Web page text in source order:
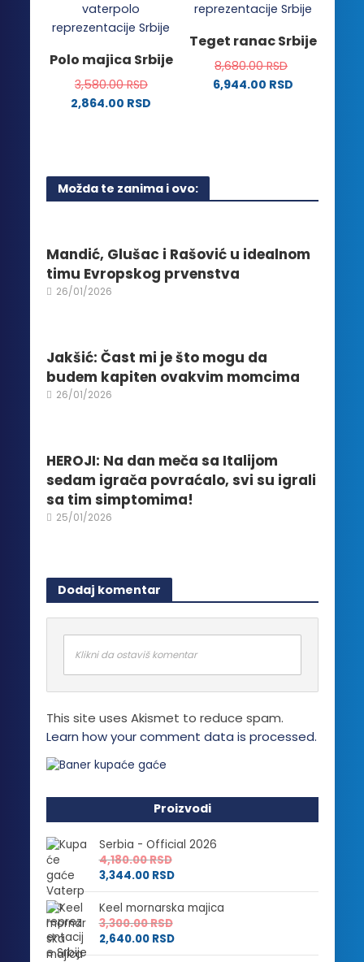
više
varijanti.
mogu
biti
izabrane
varijanti.
mogu
biti
izabrane
Polo majica Srbije
3,580.00RSD
2,864.00 RSD
više
varijanti.
biti
izabrane
na
Teget ranac Srbije
8,680.00RSD
6,944.00 RSD
Možda te zanima i ovo:
Mandić, Glušac i Rašović u idealnom
timu Evropskog prvenstva
26/01/2026
Jakšić: Čast mi je što mogu da
budem kapiten ovakvim momcima
26/01/2026
HEROJI: Na dan meča sa Italijom
sedam igrača povraćalo, svi su igrali
sa tim simptomima!
25/01/2026
Dodaj komentar
Klikni da ostaviš komentar
This site uses Akismet to reduce spam.
Learn how your comment data is processed.
Proizvodi
Serbia - Official 2026
4,180.00RSD
3,344.00 RSD
Keel mornarska majica
3,300.00RSD
2,640.00 RSD